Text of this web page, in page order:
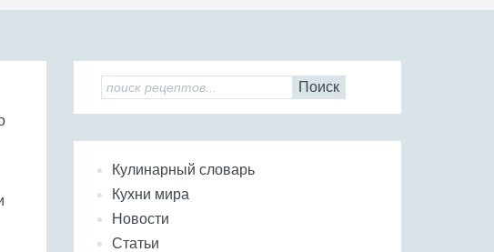
Поиск
Кулинарный словарь
Кухни мира
Новости
Статьи